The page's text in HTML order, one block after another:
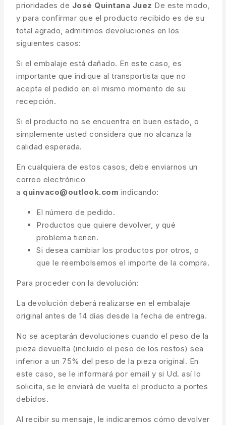
prioridades de José Quintana Juez De este modo,
y para confirmar que el producto recibido es de su
total agrado, admitimos devoluciones en los
siguientes casos:
Si el embalaje está dañado. En este caso, es
importante que indique al transportista que no
acepta el pedido en el mismo momento de su
recepción.
Si el producto no se encuentra en buen estado, o
simplemente usted considera que no alcanza la
calidad esperada.
En cualquiera de estos casos, debe enviarnos un
correo electrónico
a quinvaco@outlook.com indicando:
El número de pedido.
Productos que quiere devolver, y qué
problema tienen.
Si desea cambiar los productos por otros, o
que le reembolsemos el importe de la compra.
Para proceder con la devolución:
La devolución deberá realizarse en el embalaje
original antes de 14 días desde la fecha de entrega.
No se aceptarán devoluciones cuando el peso de la
pieza devuelta (incluido el peso de los restos) sea
inferior a un 75% del peso de la pieza original. En
este caso, se le informará por email y si Ud. así lo
solicita, se le enviará de vuelta el producto a portes
debidos.
Al recibir su mensaje, le indicaremos cómo devolver